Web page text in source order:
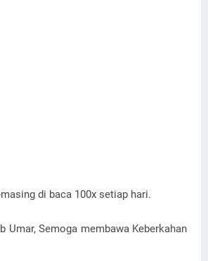
di baca 100x setiap hari.
Umar, Semoga membawa Keberkahan